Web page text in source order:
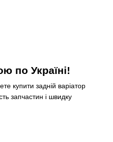
по Україні!
купити задній варіатор
запчастин і швидку